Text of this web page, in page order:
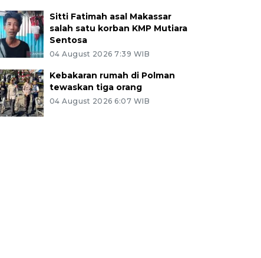
Sitti Fatimah asal Makassar
salah satu korban KMP Mutiara
Sentosa
04 August 2026 7:39 WIB
Kebakaran rumah di Polman
tewaskan tiga orang
04 August 2026 6:07 WIB